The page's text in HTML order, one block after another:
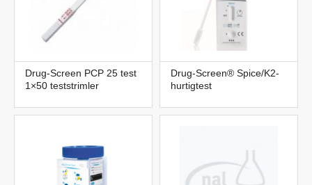
Drug-Screen PCP 25 test
1×50 teststrimler
Drug-Screen® Spice/K2-
hurtigtest